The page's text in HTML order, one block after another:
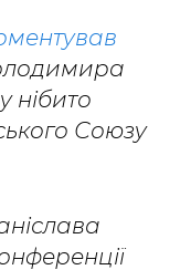
нібито
Союзу